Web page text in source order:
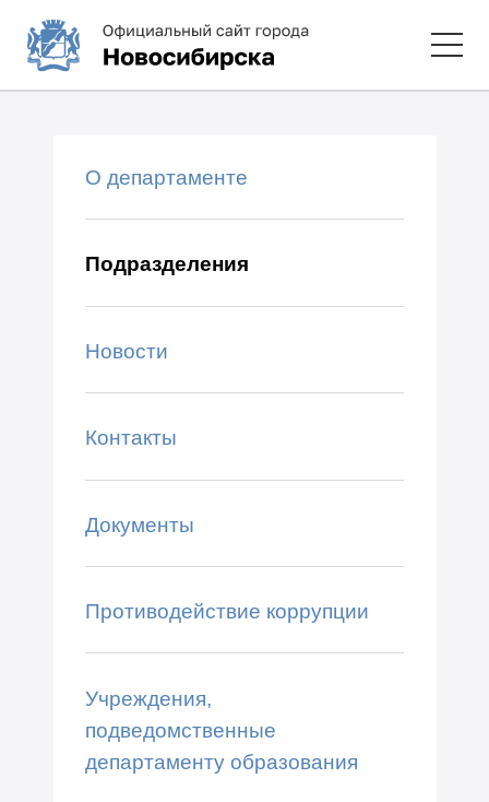
О департаменте
Подразделения
Новости
Контакты
Документы
Противодействие коррупции
Учреждения,
подведомственные
департаменту образования